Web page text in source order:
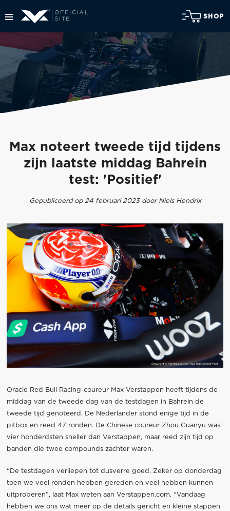
SHOP
Max noteert tweede tijd tijdens
zijn laatste middag Bahrein
test: 'Positief'
Gepubliceerd op 24 februari 2023 door Niels Hendrix
Oracle Red Bull Racing-coureur Max Verstappen heeft tijdens de
middag van de tweede dag van de testdagen in Bahrein de
tweede tijd genoteerd. De Nederlander stond enige tijd in de
pitbox en reed 47 ronden. De Chinese coureur Zhou Guanyu was
vier honderdsten sneller dan Verstappen, maar reed zijn tijd op
banden die twee compounds zachter waren.
“De testdagen verliepen tot dusverre goed. Zeker op donderdag
toen we veel ronden hebben gereden en veel hebben kunnen
uitproberen”, laat Max weten aan Verstappen.com. “Vandaag
hebben we ons wat meer op de details gericht en kleine stappen